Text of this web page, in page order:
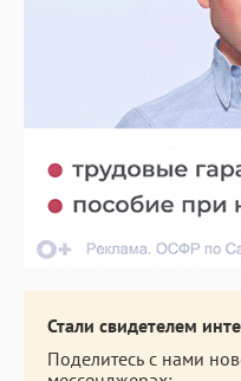
Стали свидетелем
Поделитесь с нами